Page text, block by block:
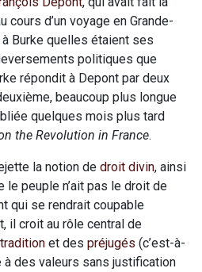
cours d’un voyage en Grande-
Burke quelles étaient ses
politiques que
répondit à Depont par deux
beaucoup plus longue
quelques mois plus tard
the Revolution in France.
la notion de droit divin, ainsi
le peuple n’ait pas le droit de
qui se rendrait coupable
il croit au rôle central de
tradition et des préjugés (c’est-à-
à des valeurs sans justification